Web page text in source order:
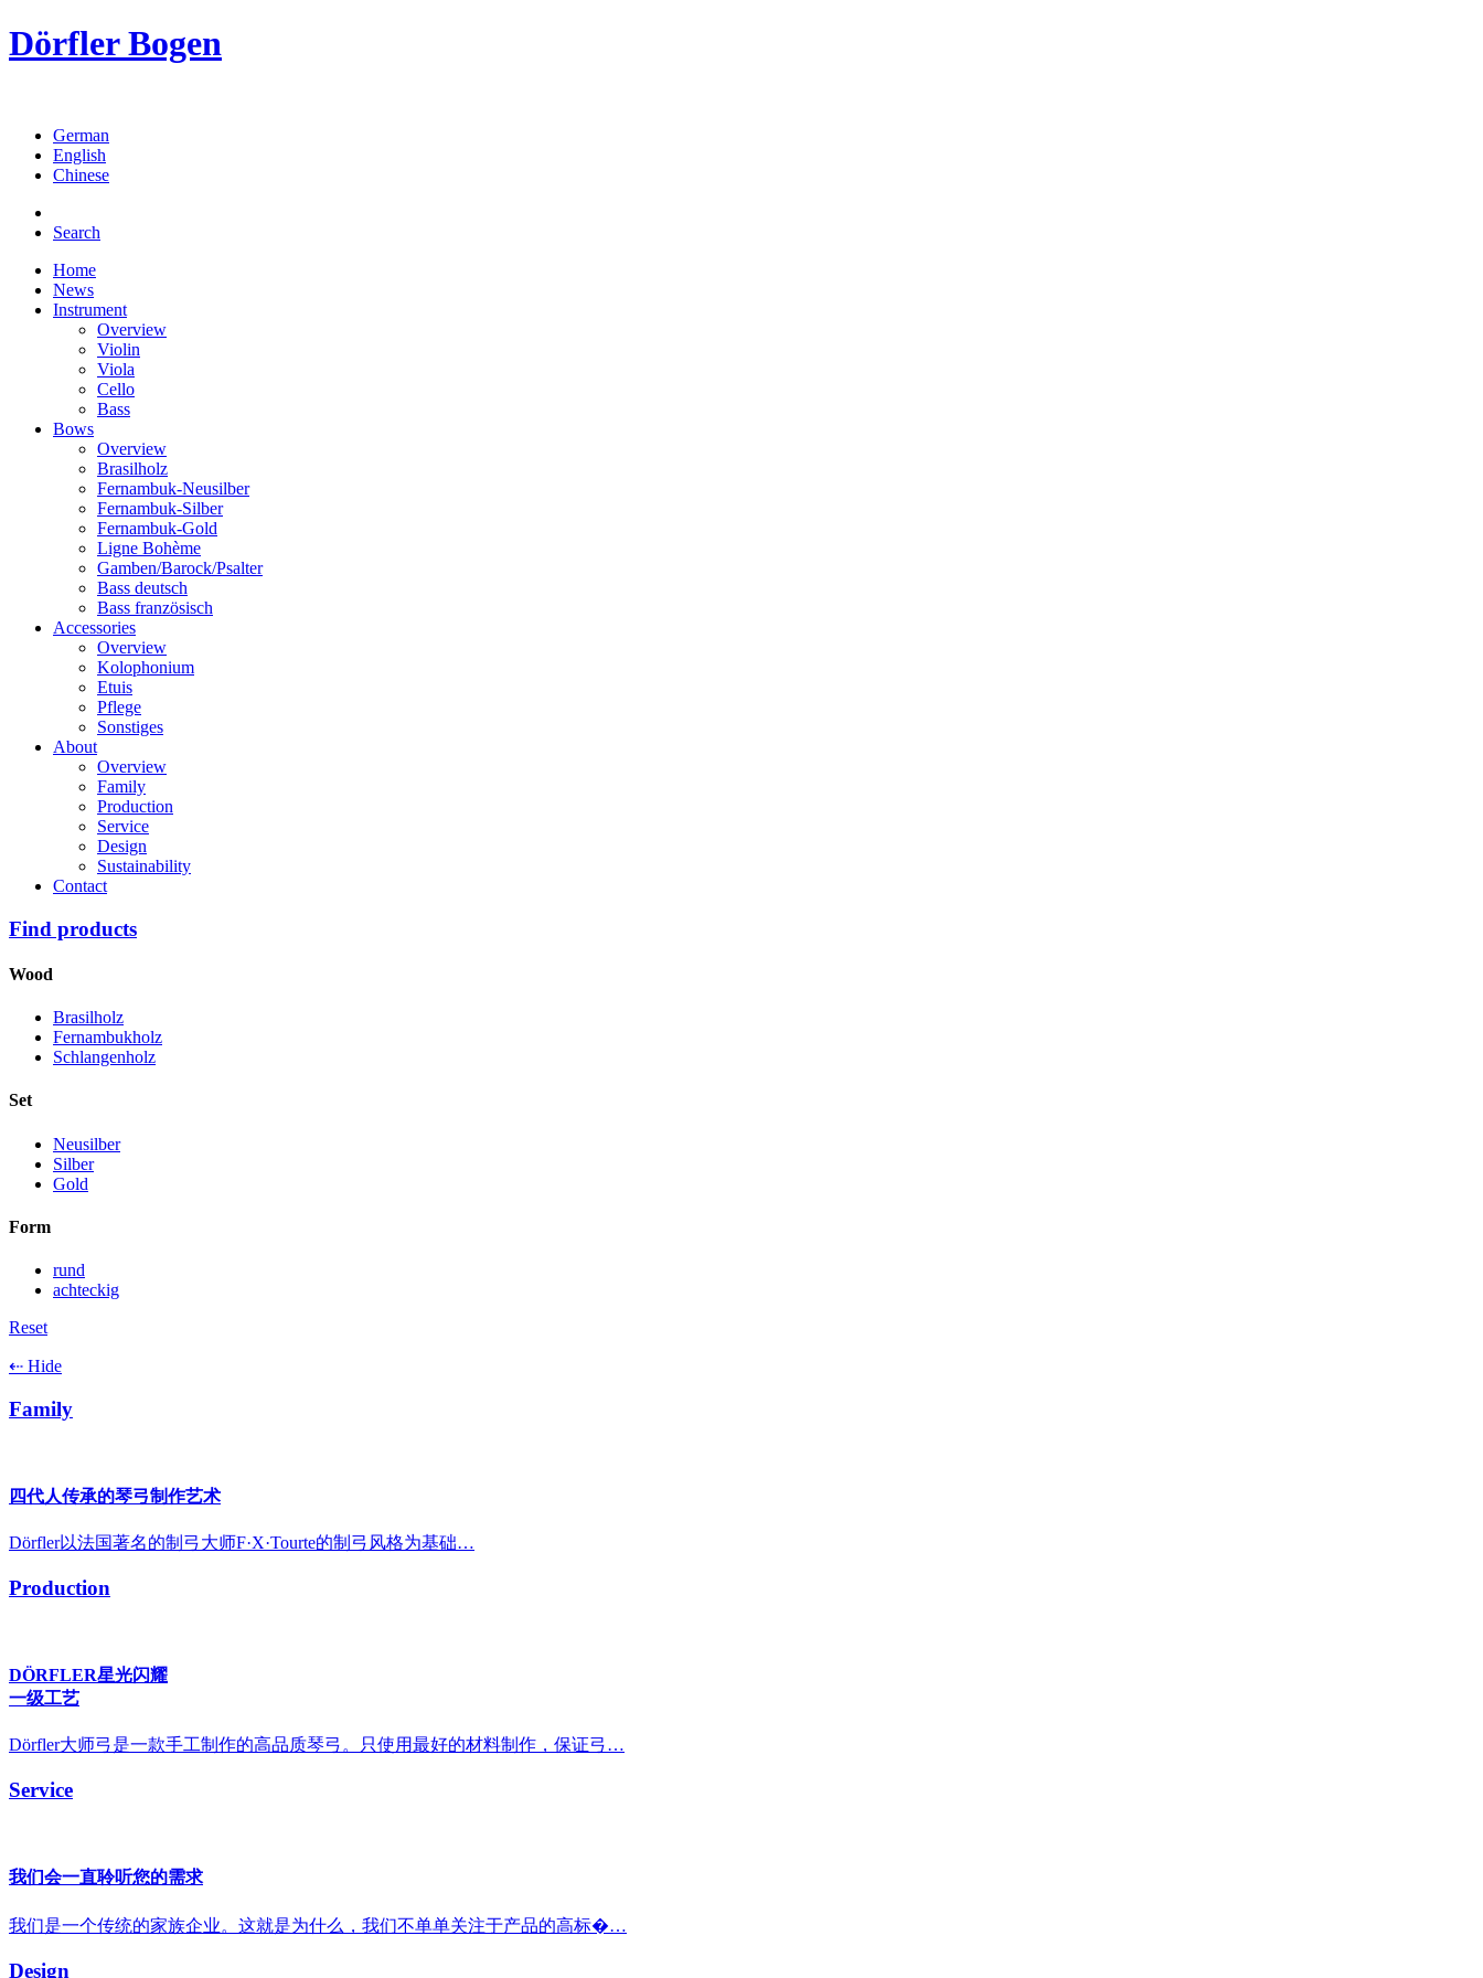
Dörfler Bogen
German
English
Chinese
Search
Home
News
Instrument
Overview
Violin
Viola
Cello
Bass
Bows
Overview
Brasilholz
Fernambuk-Neusilber
Fernambuk-Silber
Fernambuk-Gold
Ligne Bohème
Gamben/Barock/Psalter
Bass deutsch
Bass französisch
Accessories
Overview
Kolophonium
Etuis
Pflege
Sonstiges
About
Overview
Family
Production
Service
Design
Sustainability
Contact
Find products
Wood
Brasilholz
Fernambukholz
Schlangenholz
Set
Neusilber
Silber
Gold
Form
rund
achteckig
Reset
⇠ Hide
Family
四代人传承的琴弓制作艺术
Dörfler以法国著名的制弓大师F·X·Tourte的制弓风格为基础…
Production
DÖRFLER星光闪耀
一级工艺
Dörfler大师弓是一款手工制作的高品质琴弓。只使用最好的材料制作，保证弓…
Service
我们会一直聆听您的需求
我们是一个传统的家族企业。这就是为什么，我们不单单关注于产品的高标�…
Design